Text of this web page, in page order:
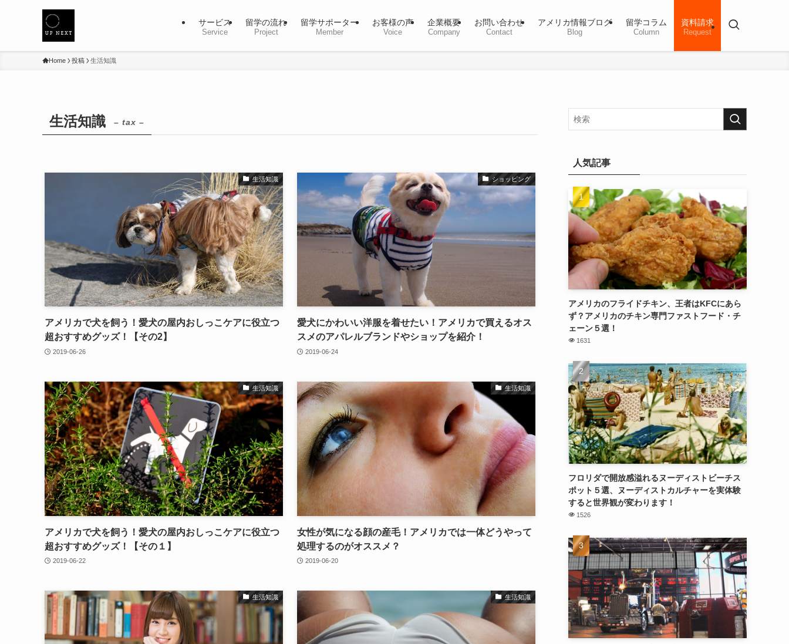
サービス
Service
留学の流れ
Project
留学サポーター
Member
お客様の声
Voice
企業概要
Company
お問い合わせ
Contact
アメリカ情報ブログ
Blog
留学コラム
Column
資料請求
Request
Home 投稿 生活知識
生活知識 – tax –
生活知識
アメリカで犬を飼う！愛犬の屋内おしっこケアに役立つ
超おすすめグッズ！【その2】
2019-06-26
ショッピング
愛犬にかわいい洋服を着せたい！アメリカで買えるオス
スメのアパレルブランドやショップを紹介！
2019-06-24
生活知識
アメリカで犬を飼う！愛犬の屋内おしっこケアに役立つ
超おすすめグッズ！【その１】
2019-06-22
生活知識
女性が気になる顔の産毛！アメリカでは一体どうやって
処理するのがオススメ？
2019-06-20
生活知識 生活知識
人気記事
アメリカのフライドチキン、王者はKFCにあら
ず？アメリカのチキン専門ファストフード・チ
ェーン５選！
1631
フロリダで開放感溢れるヌーディストビーチス
ポット５選、ヌーディストカルチャーを実体験
すると世界観が変わります！
1526